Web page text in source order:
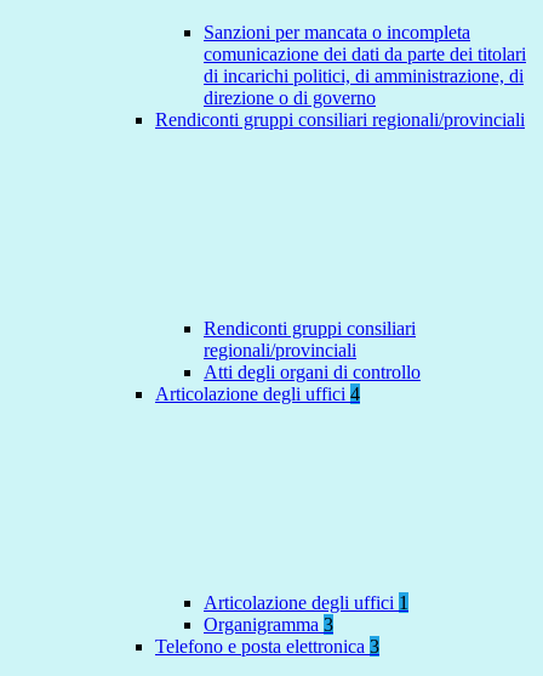
Sanzioni per mancata o incompleta
comunicazione dei dati da parte dei titolari
di incarichi politici, di amministrazione, di
direzione o di governo
Rendiconti gruppi consiliari regionali/provinciali
Rendiconti gruppi consiliari
regionali/provinciali
Atti degli organi di controllo
Articolazione degli uffici 4
Articolazione degli uffici 1
Organigramma 3
Telefono e posta elettronica 3